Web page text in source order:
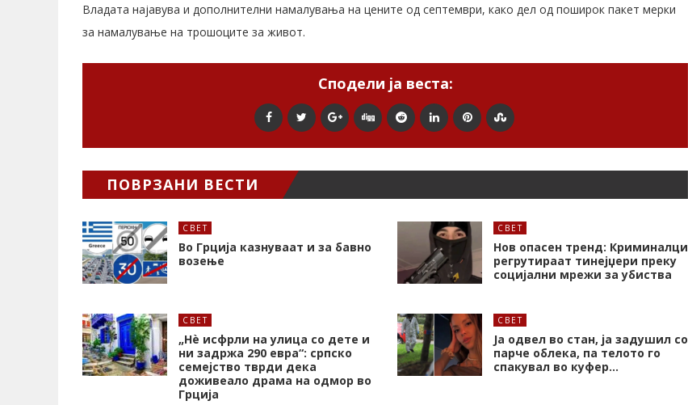
Владата најавува и дополнителни намалувања на цените од септември, како дел од поширок пакет мерки
за намалување на трошоците за живот.
Сподели ја веста:
ПОВРЗАНИ ВЕСТИ
СВЕТ
Во Грција казнуваат и за бавно
возење
СВЕТ
Нов опасен тренд: Криминалци
регрутираат тинејџери преку
социјални мрежи за убиства
СВЕТ
„Нѐ исфрли на улица со дете и
ни задржа 290 евра“: српско
семејство тврди дека
доживеало драма на одмор во
Грција
СВЕТ
Ја одвел во стан, ја задушил со
парче облека, па телото го
спакувал во куфер…